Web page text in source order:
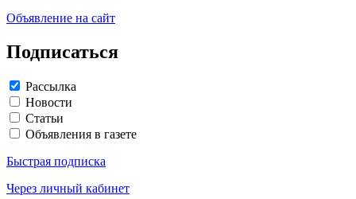
Объявление на сайт
Подписаться
Рассылка
Новости
Статьи
Объявления в газете
Быстрая подписка
Через личный кабинет